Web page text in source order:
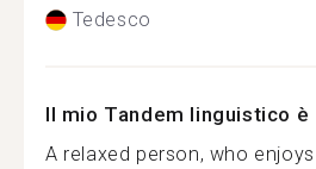
Tedesco
Il mio Tandem linguistico è
A relaxed person, who